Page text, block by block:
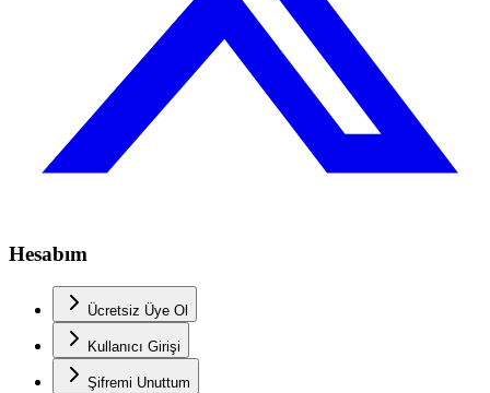
Hesabım
Ücretsiz Üye Ol
Kullanıcı Girişi
Şifremi Unuttum